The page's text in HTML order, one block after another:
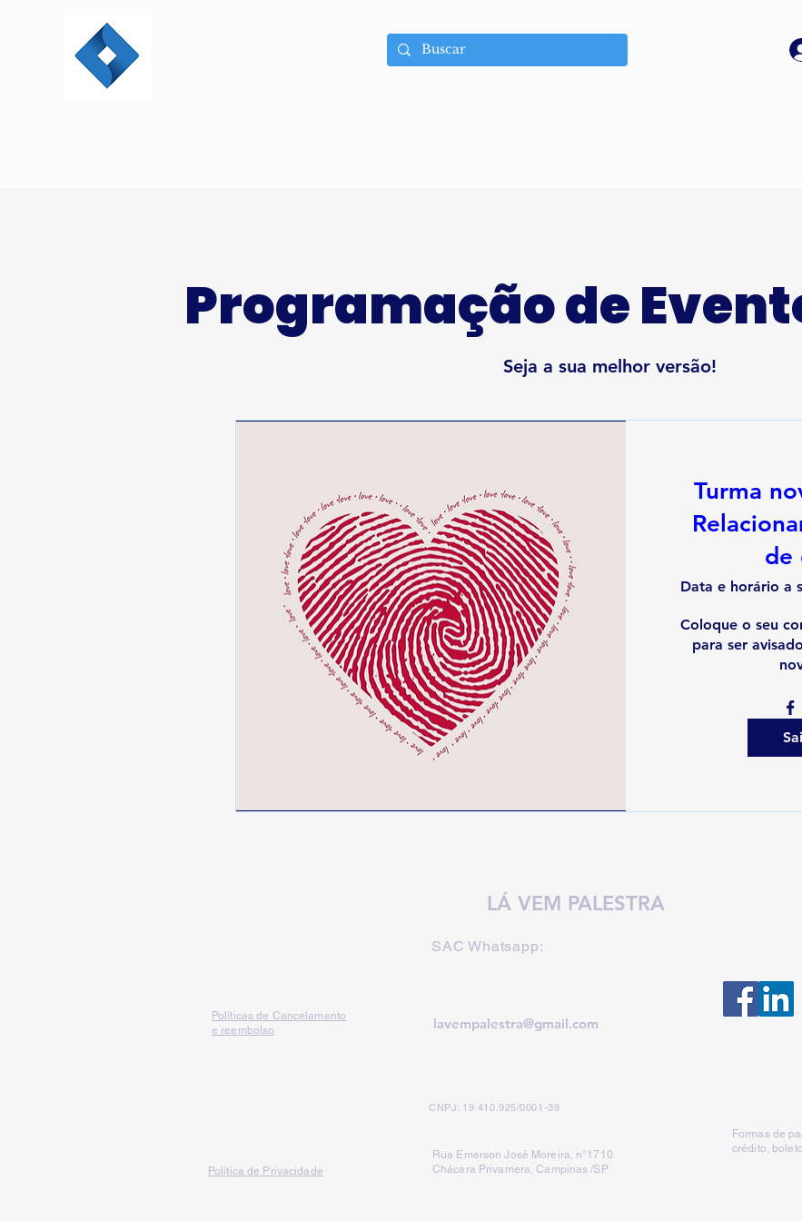
Programação de
Seja a sua melhor versão!
Turma
de
Data e horário a
Coloque o seu
para ser
LÁ VEM PALESTRA
Políticas de Cancelamento
e reembolso
SAC Whatsapp:
lavempalestra@gmail.com
Política de Privacidade
CNPJ: 19.410.925/0001-39
Rua Emerson José Moreira, n°1710
Chácara Privamera, Campinas /SP
Formas de
crédito,